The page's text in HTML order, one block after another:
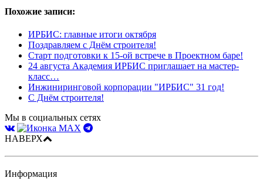
Похожие записи:
ИРБИС: главные итоги октября
Поздравляем с Днём строителя!
Старт подготовки к 15-ой встрече в Проектном баре!
24 августа Академия ИРБИС приглашает на мастер-
класс…
Инжиниринговой корпорации "ИРБИС" 31 год!
С Днём строителя!
Мы в социальных сетях
НАВЕРХ
Информация